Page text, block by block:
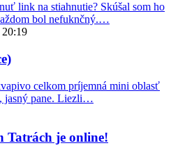
link na stiahnutie? Skúšal som ho
bol nefuknčný.…
20:19
celkom príjemná mini oblasť
jasný pane. Liezli…
Tatrách je online!